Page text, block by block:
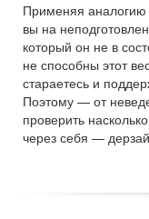
Применяя
вы на
который он не в
не способны этот
стараетесь и
Поэтому — от
проверить
через себя —